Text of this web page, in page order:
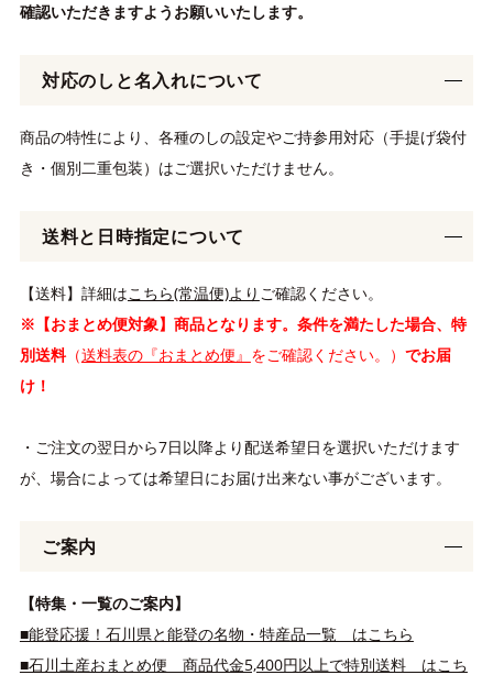
確認いただきますようお願いいたします。
対応のしと名入れについて
商品の特性により、各種のしの設定やご持参用対応（手提げ袋付
き・個別二重包装）はご選択いただけません。
送料と日時指定について
【送料】詳細はこちら(常温便)より ご確認ください。
※【おまとめ便対象】商品となります。条件を満たした場合、特
別送料（送料表の『おまとめ便』 をご確認ください。） でお届
け！
・ご注文の翌日から7日以降より配送希望日を選択いただけます
が、場合によっては希望日にお届け出来ない事がございます。
ご案内
【特集・一覧のご案内】
■能登応援！石川県と能登の名物・特産品一覧 はこちら
■石川土産おまとめ便 商品代金5,400円以上で特別送料 はこち